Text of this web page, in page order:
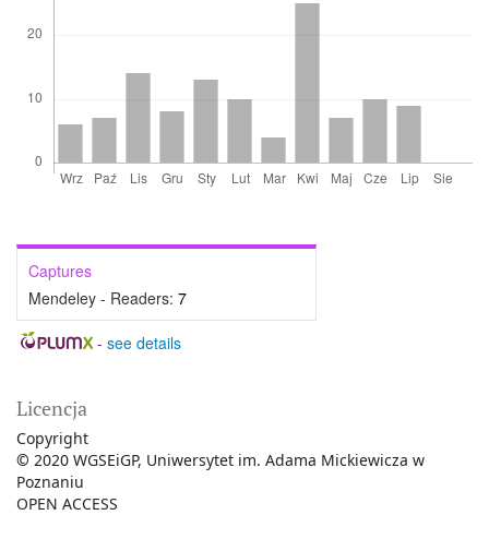
Captures
Mendeley - Readers: 7
- see details
Licencja
Copyright
© 2020 WGSEiGP, Uniwersytet im. Adama Mickiewicza w
Poznaniu
OPEN ACCESS